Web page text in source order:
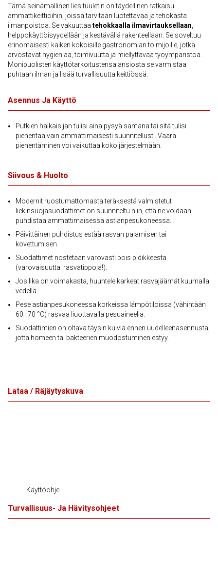
Tämä seinämallinen liesituuletin on täydellinen ratkaisu
ammattikeittiöihin, joissa tarvitaan luotettavaa ja tehokasta
ilmanpoistoa. Se vakuuttaa tehokkaalla ilmavirtauksellaan
helppokäyttöisyydellään ja kestävällä rakenteellaan. Se soveltuu
erinomaisesti kaiken kokoisille gastronomian toimijoille, jotka
arvostavat hygieniaa, toimivuutta ja miellyttävää työympäristöä.
Monipuolisten käyttötarkoitustensa ansiosta se varmistaa
puhtaan ilman ja lisää turvallisuutta keittiössä.
Asennus Ja Käyttö
Putkien halkaisijan tulisi aina pysyä samana tai sitä tulisi
pienentää vain ammattimaisesti suunnitellusti. Väärä
pienentäminen voi vaikuttaa koko järjestelmään.
Siivous & Huolto
Modernit ruostumattomasta teräksestä valmistetut
liekinsuojasuodattimet on suunniteltu niin, että ne voidaan
puhdistaa ammattimaisessa astianpesukoneessa.
Päivittäinen puhdistus estää rasvan palamisen tai
kovettumisen.
Suodattimet nostetaan varovasti pois pidikkeestä
(varovaisuutta: rasvatippoja!).
Jos lika on voimakasta, huuhtele karkeat rasvajäämät kuumalla
vedellä.
Pese astianpesukoneessa korkeissa lämpötiloissa (vähintään
60–70 °C) rasvaa liuottavalla pesuaineella.
Suodattimien on oltava täysin kuivia ennen uudelleenasennusta,
jotta homeen tai bakteerien muodostuminen estyy.
Lataa / Räjäytyskuva
Käyttöohje
Turvallisuus- Ja Hävitysohjeet